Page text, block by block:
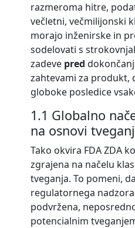
razmeroma hitre,
večletni, večmilijonski
morajo inženirske in
sodelovati s
zadeve pred
zahtevami za produkt,
globoke posledice
1.1 Globalno
na osnovi
Tako okvira FDA ZDA
zgrajena na načelu
tveganja. To pomeni,
regulatornega
podvržena,
potencialnim